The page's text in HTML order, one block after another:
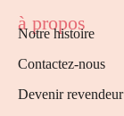
à propos
Notre histoire
Contactez-nous
Devenir revendeur